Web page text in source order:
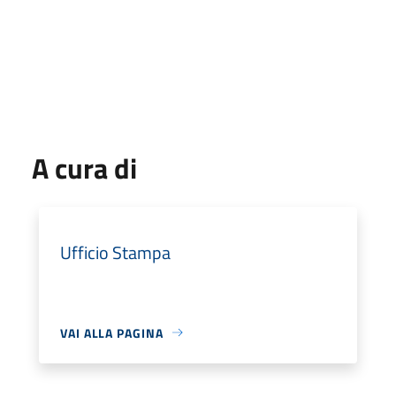
A cura di
Ufficio Stampa
VAI ALLA PAGINA